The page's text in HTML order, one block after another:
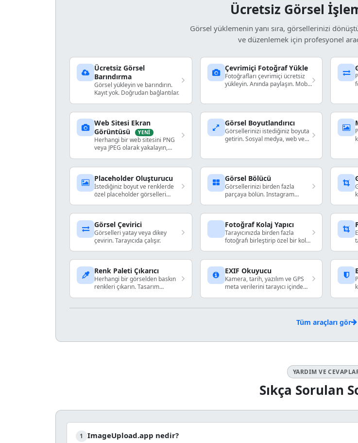
Ücretsiz Görsel
Görsel yüklemenin yanı sıra, görsellerinizi
ve düzenlemek için profesyonel
Ücretsiz Görsel
Barındırma
Görsel yükleyin ve barındırın.
Kayıt yok. Doğrudan bağlantılar.
Çevrimiçi Fotoğraf Yükle
Fotoğrafları çevrimiçi ücretsiz
yükleyin. Anında paylaşın. Mobil
Web Sitesi Ekran
Görüntüsü
YENI
Herhangi bir web sitesini PNG
veya JPEG olarak yakalayın,
Görsel Boyutlandırıcı
Görsellerinizi istediğiniz boyuta
getirin. Sosyal medya, web ve
Placeholder Oluşturucu
İstediğiniz boyut ve renklerde
özel placeholder görselleri
Görsel Bölücü
Görsellerinizi birden fazla
parçaya bölün. Instagram
Görsel Çevirici
Görselleri yatay veya dikey
çevirin. Tarayıcıda çalışır.
Fotoğraf Kolaj Yapıcı
Tarayıcınızda birden fazla
fotoğrafı birleştirip özel bir kolaj
Renk Paleti Çıkarıcı
Herhangi bir görselden baskın
renkleri çıkarın. Tasarım
EXIF Okuyucu
Kamera, tarih, yazılım ve GPS
meta verilerini tarayıcı içinde
Tüm araçları gör
YARDIM VE
Sıkça Sorulan
1 ImageUpload.app nedir?